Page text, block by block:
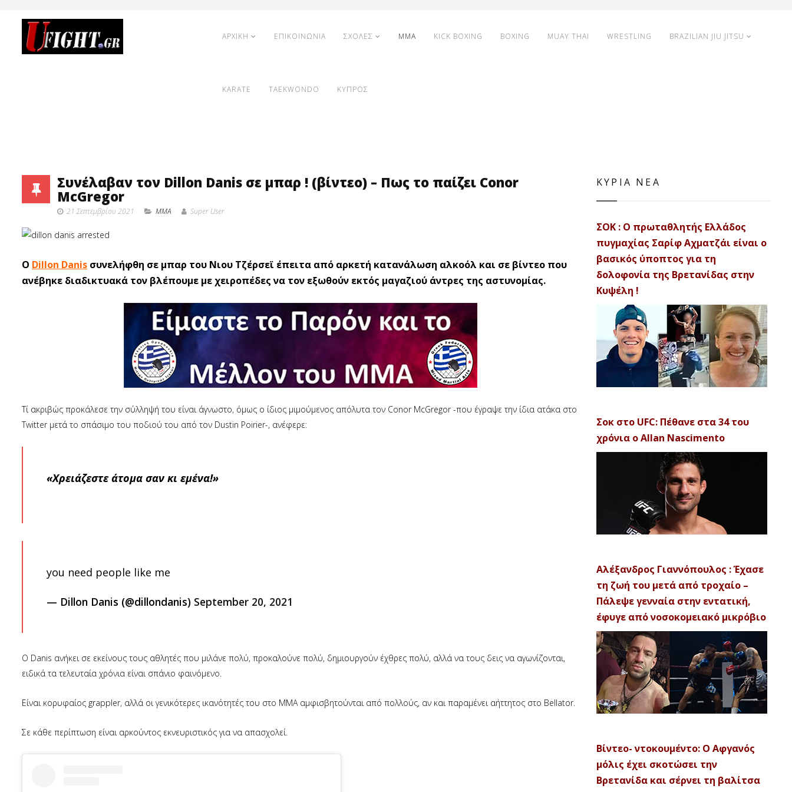
ΑΡΧΙΚΗ ΕΠΙΚΟΙΝΩΝΙΑ ΣΧΟΛΕΣ MMA KICK BOXING BOXING MUAY THAI WRESTLING BRAZILIAN JIU JITSU
KARATE TAEKWONDO ΚΥΠΡΟΣ
Συνέλαβαν τον Dillon Danis σε μπαρ ! (βίντεο) – Πως το παίζει Conor
McGregor
21 Σεπτεμβρίου 2021 MMA Super User
Ο Dillon Danis συνελήφθη σε μπαρ του Νιου Τζέρσεϊ έπειτα από αρκετή κατανάλωση αλκοόλ και σε βίντεο που
ανέβηκε διαδικτυακά τον βλέπουμε με χειροπέδες να τον εξωθούν εκτός μαγαζιού άντρες της αστυνομίας.
Τί ακριβώς προκάλεσε την σύλληψή του είναι άγνωστο, όμως ο ίδιος μιμούμενος απόλυτα τον Conor McGregor -που έγραψε την ίδια ατάκα στο
Twitter μετά το σπάσιμο του ποδιού του από τον Dustin Poirier-, ανέφερε:
«Χρειάζεστε άτομα σαν κι εμένα!»
you need people like me
— Dillon Danis (@dillondanis) September 20, 2021
Ο Danis ανήκει σε εκείνους τους αθλητές που μιλάνε πολύ, προκαλούνε πολύ, δημιουργούν έχθρες πολύ, αλλά να τους δεις να αγωνίζονται,
ειδικά τα τελευταία χρόνια είναι σπάνιο φαινόμενο.
Είναι κορυφαίος grappler, αλλά οι γενικότερες ικανότητές του στο MMA αμφισβητούνται από πολλούς, αν και παραμένει αήττητος στο Bellator.
Σε κάθε περίπτωση είναι αρκούντος εκνευριστικός για να απασχολεί.
ΚΥΡΙΑ ΝΕΑ
ΣΟΚ : Ο πρωταθλητής Ελλάδος
πυγμαχίας Σαρίφ Αχματζάι είναι ο
βασικός ύποπτος για τη
δολοφονία της Βρετανίδας στην
Κυψέλη !
Σοκ στο UFC: Πέθανε στα 34 του
χρόνια ο Allan Nascimento
Αλέξανδρος Γιαννόπουλος : Έχασε
τη ζωή του μετά από τροχαίο –
Πάλεψε γενναία στην εντατική,
έφυγε από νοσοκομειακό μικρόβιο
Βίντεο- ντοκουμέντο: Ο Αφγανός
μόλις έχει σκοτώσει την
Βρετανίδα και σέρνει τη βαλίτσα